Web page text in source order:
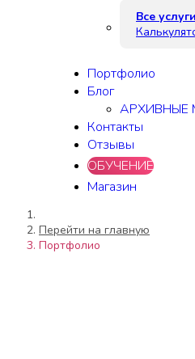
Все
Портфолио
Блог
АРХИВНЫЕ
Контакты
Отзывы
ОБУЧЕНИЕ
Магазин
Перейти на главную
Портфолио